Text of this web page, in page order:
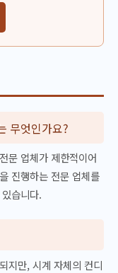
무엇인가요?
문 업체가 제한적이어
진행하는 전문 업체를
습니다.
지만, 시계 자체의 컨디